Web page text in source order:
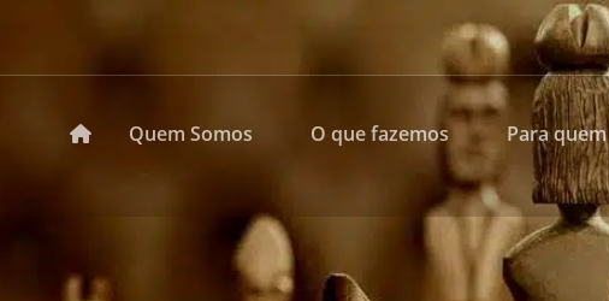
Quem Somos O que fazemos Para quem